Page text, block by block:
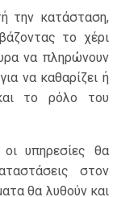
την κατάσταση,
το χέρι
να πληρώνουν
να καθαρίζει ή
το ρόλο του
υπηρεσίες θα
στον
θα λυθούν και